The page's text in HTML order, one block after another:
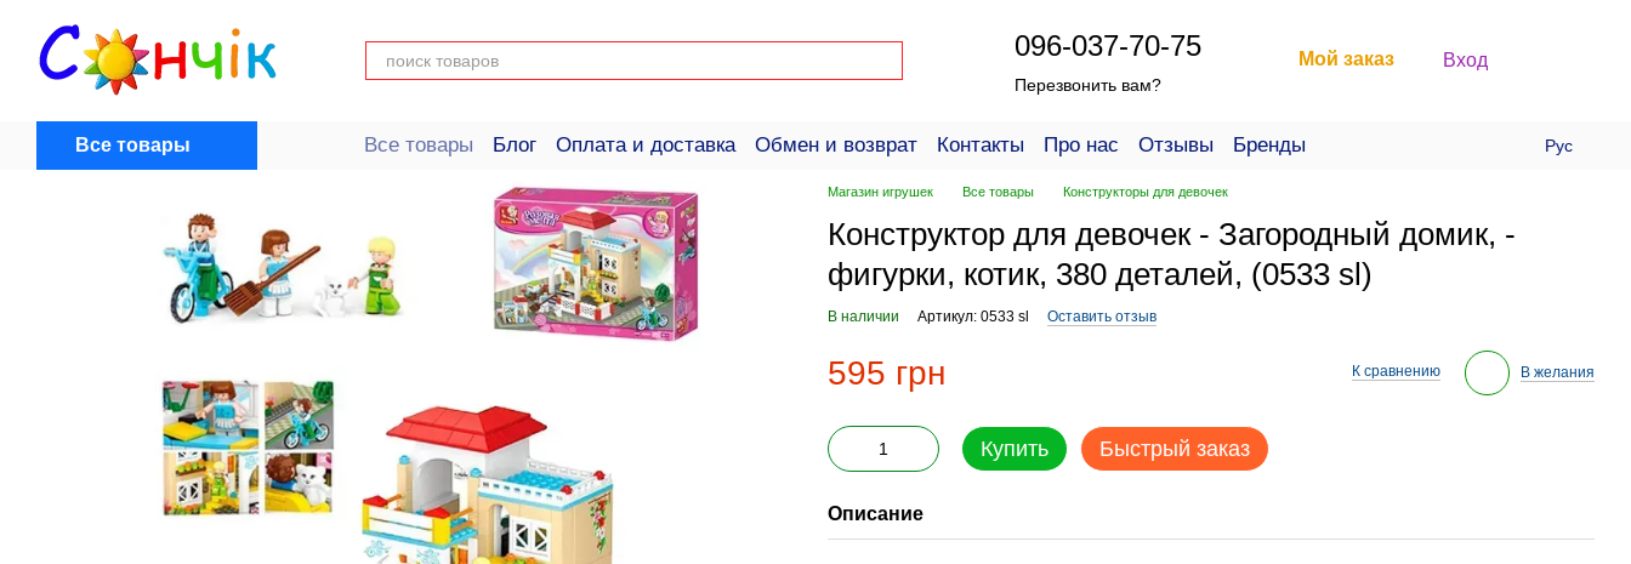
096-037-70-75
Перезвонить вам?
Мой заказ Вход
Все товары Все товары Блог Оплата и доставка Обмен и возврат Контакты Про нас Отзывы
Бренды
Рус
Магазин игрушек Все товары Конструкторы для девочек
Конструктор для девочек - Загородный домик, -
фигурки, котик, 380 деталей, (0533 sl)
В наличии Артикул: 0533 sl Оставить отзыв
595 грн К сравнению В желания
Купить Быстрый заказ
Описание